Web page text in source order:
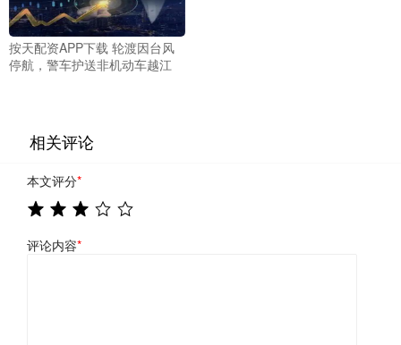
按天配资APP下载 轮渡因台风
停航，警车护送非机动车越江
相关评论
本文评分*
评论内容*